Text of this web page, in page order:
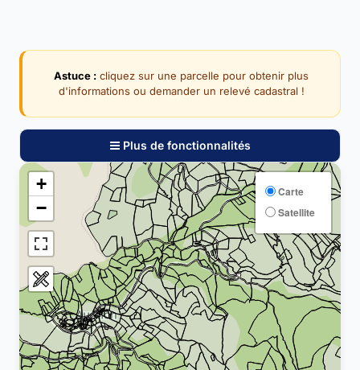
Astuce : cliquez sur une parcelle pour obtenir plus
d'informations ou demander un relevé cadastral !
Plus de fonctionnalités
+
−
Carte
Satellite